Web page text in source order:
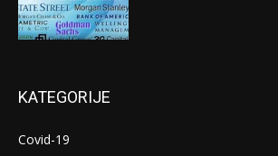
KATEGORIJE
Covid-19